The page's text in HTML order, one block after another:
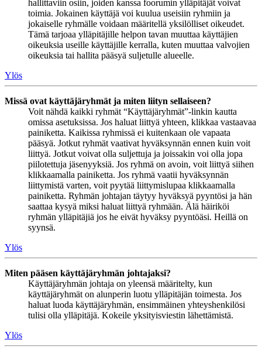
hallittaviin osiin, joiden kanssa foorumin ylläpitäjät voivat
toimia. Jokainen käyttäjä voi kuulua useisiin ryhmiin ja
jokaiselle ryhmälle voidaan määritellä yksilölliset oikeudet.
Tämä tarjoaa ylläpitäjille helpon tavan muuttaa käyttäjien
oikeuksia useille käyttäjille kerralla, kuten muuttaa valvojien
oikeuksia tai hallita pääsyä suljetulle alueelle.
Ylös
Missä ovat käyttäjäryhmät ja miten liityn sellaiseen?
Voit nähdä kaikki ryhmät “Käyttäjäryhmät”-linkin kautta
omissa asetuksissa. Jos haluat liittyä yhteen, klikkaa vastaavaa
painiketta. Kaikissa ryhmissä ei kuitenkaan ole vapaata
pääsyä. Jotkut ryhmät vaativat hyväksynnän ennen kuin voit
liittyä. Jotkut voivat olla suljettuja ja joissakin voi olla jopa
piilotettuja jäsenyyksiä. Jos ryhmä on avoin, voit liittyä siihen
klikkaamalla painiketta. Jos ryhmä vaatii hyväksynnän
liittymistä varten, voit pyytää liittymislupaa klikkaamalla
painiketta. Ryhmän johtajan täytyy hyväksyä pyyntösi ja hän
saattaa kysyä miksi haluat liittyä ryhmään. Älä häiriköi
ryhmän ylläpitäjiä jos he eivät hyväksy pyyntöäsi. Heillä on
syynsä.
Ylös
Miten pääsen käyttäjäryhmän johtajaksi?
Käyttäjäryhmän johtaja on yleensä määritelty, kun
käyttäjäryhmät on alunperin luotu ylläpitäjän toimesta. Jos
haluat luoda käyttäjäryhmän, ensimmäinen yhteyshenkilösi
tulisi olla ylläpitäjä. Kokeile yksityisviestin lähettämistä.
Ylös